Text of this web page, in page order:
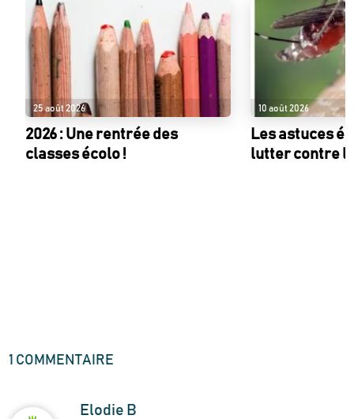
25 août 2026
2026 : Une rentrée des
classes écolo !
10 août 2026
Les astuces
lutter contre
1 COMMENTAIRE
Elodie B